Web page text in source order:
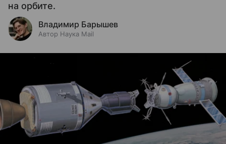
на орбите.
Владимир Барышев
Автор Наука Mail